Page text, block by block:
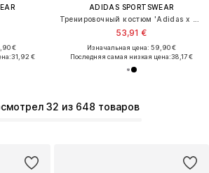
€
31,92 €
ADIDAS SPORTSWEAR
53,91 €
Изначальная цена: 59,90 €
Последняя самая низкая цена:38,17 €
32 из 648 товаров